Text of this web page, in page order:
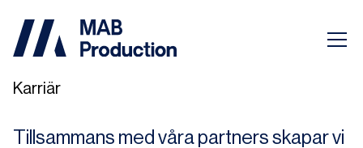
Karriär
Tillsammans med våra partners skapar vi